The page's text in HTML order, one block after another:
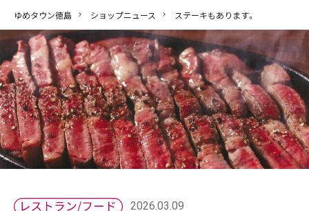
ゆめタウン徳島 ショップニュース ステーキもあります。
2026.03.09